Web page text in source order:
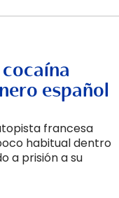
cocaína
español
francesa
habitual dentro
a prisión a su